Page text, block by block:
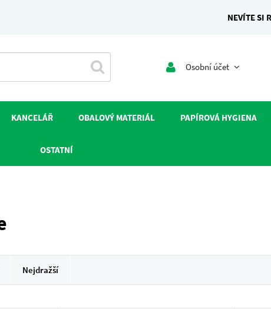
NEVÍTE SI
Osobní účet
KANCELÁŘ OBALOVÝ MATERIÁL PAPÍROVÁ HYGIENA
OSTATNÍ
Nejdražší